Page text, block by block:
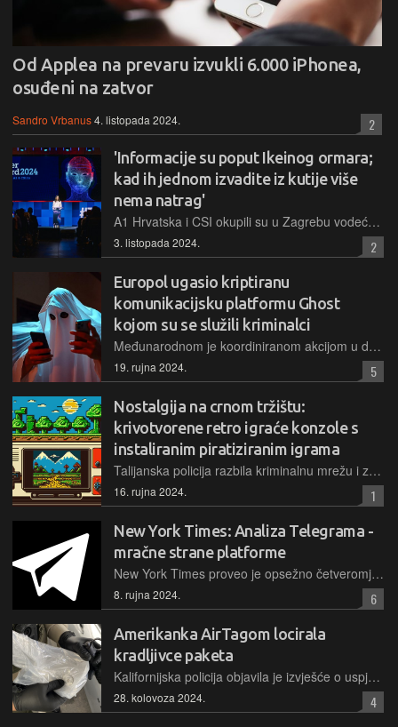
Od Applea na prevaru izvukli 6.000 iPhonea,
osuđeni na zatvor
Sandro Vrbanus4. listopada 2024. 2
'Informacije su poput Ikeinog ormara;
kad ih jednom izvadite iz kutije više
nema natrag'
A1 Hrvatska i CSI okupili su u Zagrebu vodeće svjetske stručnjake na konferenciji o online sigurnosti i zaštiti privatnosti djece i kompanija
3. listopada 2024. 2
Europol ugasio kriptiranu
komunikacijsku platformu Ghost
kojom su se služili kriminalci
Međunarodnom je koordiniranom akcijom u devet zemalja ugašena cijela komunikacijska mreža i njezini poslužitelji, a uhićena je i ukupno 51 osoba te je zaplijenjena droga i gotovina
19. rujna 2024. 5
Nostalgija na crnom tržištu:
krivotvorene retro igraće konzole s
instaliranim piratiziranim igrama
Talijanska policija razbila kriminalnu mrežu i zaplijenila oko 12.000 krivotvorenih retro igraćih konzola s više od 47 milijuna piratskih kopija videoigara ukupne vrijednosti gotovo 50 milijuna eura
16. rujna 2024. 1
New York Times: Analiza Telegrama -
mračne strane platforme
New York Times proveo je opsežno četveromjesečno istraživanje aplikacije Telegram, analizirajući više od 3,2 milijuna poruka iz 16.220 kanala. Rezultati ovog istraživanja otkrivaju zabrinjavajuću sliku Telegrama kao platforme koja omogućuje širok spektar ilegalnih i ekstremističkih aktivnosti
8. rujna 2024. 6
Amerikanka AirTagom locirala
kradljivce paketa
Kalifornijska policija objavila je izvješće o uspješno riješenom slučaju krađe poštanskih paketa iz sandučića, do čega je došlo uz pomoć jedne žrtve serijskih lopova
28. kolovoza 2024. 4